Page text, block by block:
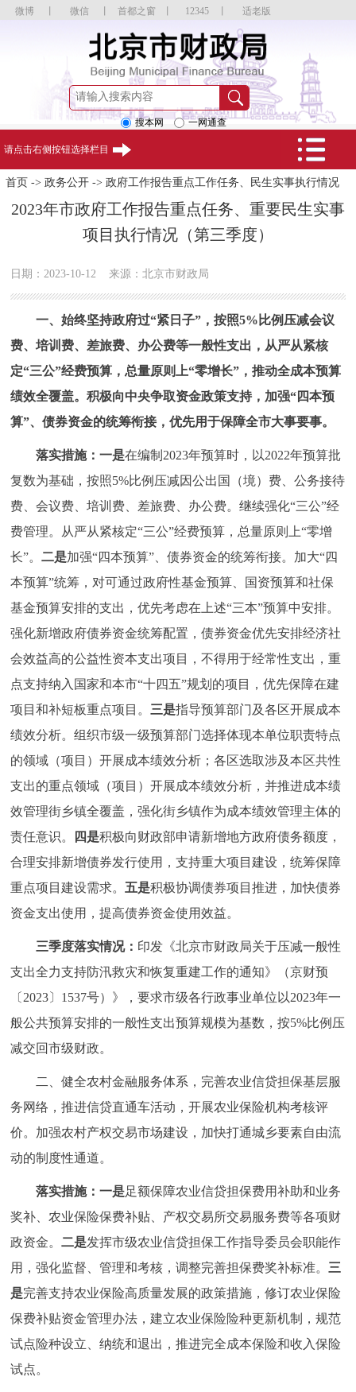
微博 微信 12345 适老版
首都之窗
搜本网 一网通查
请点击右侧按钮选择栏目
首页 -> 政务公开-> 政府工作报告重点工作任务、民生实事执行情况
2023年市政府工作报告重点任务、重要民生实事
项目执行情况（第三季度）
日期：2023-10-12 来源：北京市财政局
一、始终坚持政府过“紧日子”，按照5%比例压减会议
费、培训费、差旅费、办公费等一般性支出，从严从紧核
定“三公”经费预算，总量原则上“零增长”，推动全成本预算
绩效全覆盖。积极向中央争取资金政策支持，加强“四本预
算”、债券资金的统筹衔接，优先用于保障全市大事要事。
落实措施：一是在编制2023年预算时，以2022年预算批
复数为基础，按照5%比例压减因公出国（境）费、公务接待
费、会议费、培训费、差旅费、办公费。继续强化“三公”经
费管理。从严从紧核定“三公”经费预算，总量原则上“零增
长”。二是加强“四本预算”、债券资金的统筹衔接。加大“四
本预算”统筹，对可通过政府性基金预算、国资预算和社保
基金预算安排的支出，优先考虑在上述“三本”预算中安排。
强化新增政府债券资金统筹配置，债券资金优先安排经济社
会效益高的公益性资本支出项目，不得用于经常性支出，重
点支持纳入国家和本市“十四五”规划的项目，优先保障在建
项目和补短板重点项目。 三是指导预算部门及各区开展成本
绩效分析。组织市级一级预算部门选择体现本单位职责特点
的领域（项目）开展成本绩效分析；各区选取涉及本区共性
支出的重点领域（项目）开展成本绩效分析，并推进成本绩
效管理街乡镇全覆盖，强化街乡镇作为成本绩效管理主体的
责任意识。
四是积极向财政部申请新增地方政府债务额度，
合理安排新增债券发行使用，支持重大项目建设，统筹保障
重点项目建设需求。 五是积极协调债券项目推进，加快债券
资金支出使用，提高债券资金使用效益。
三季度落实情况： 印发《北京市财政局关于压减一般性
支出全力支持防汛救灾和恢复重建工作的通知》（京财预
〔2023〕1537号）》，要求市级各行政事业单位以2023年一
般公共预算安排的一般性支出预算规模为基数，按5%比例压
减交回市级财政。
二、健全农村金融服务体系，完善农业信贷担保基层服
务网络，推进信贷直通车活动，开展农业保险机构考核评
价。加强农村产权交易市场建设，加快打通城乡要素自由流
动的制度性通道。
落实措施：一是足额保障农业信贷担保费用补助和业务
奖补、农业保险保费补贴、产权交易所交易服务费等各项财
政资金。二是发挥市级农业信贷担保工作指导委员会职能作
用，强化监督、管理和考核，调整完善担保费奖补标准。 三
是完善支持农业保险高质量发展的政策措施，修订农业保险
保费补贴资金管理办法，建立农业保险险种更新机制，规范
试点险种设立、纳统和退出，推进完全成本保险和收入保险
试点。